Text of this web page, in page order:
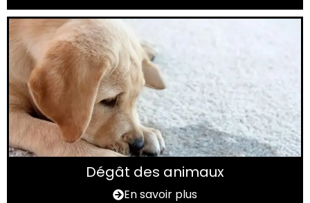
Dégât des animaux
En savoir plus